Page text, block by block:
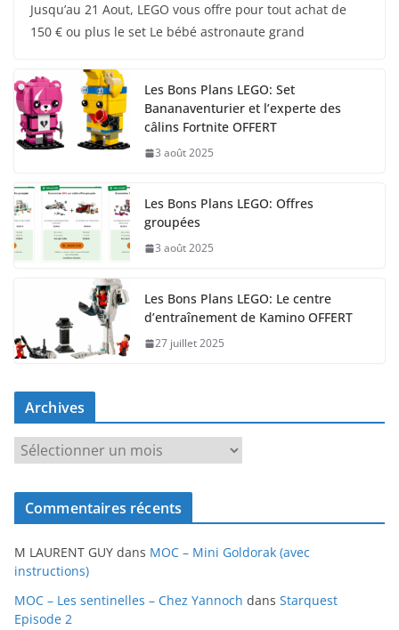
Jusqu’au 21 Aout, LEGO vous offre pour tout achat de
150 € ou plus le set Le bébé astronaute grand
Les Bons Plans LEGO: Set
Bananaventurier et l’experte des
câlins Fortnite OFFERT
3 août 2025
Les Bons Plans LEGO: Offres
groupées
3 août 2025
Les Bons Plans LEGO: Le centre
d’entraînement de Kamino OFFERT
27 juillet 2025
Archives
r
c
v
e
s
Commentaires récents
M LAURENT GUY dans MOC – Mini Goldorak (avec
instructions)
MOC – Les sentinelles – Chez Yannoch dans Starquest
Episode 2